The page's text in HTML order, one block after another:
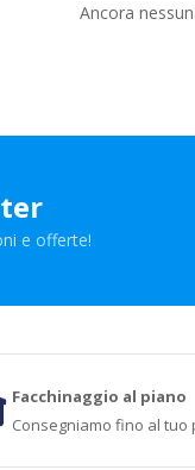
Ancora
e offerte!
Facchinaggio al piano
Consegniamo fino al tuo